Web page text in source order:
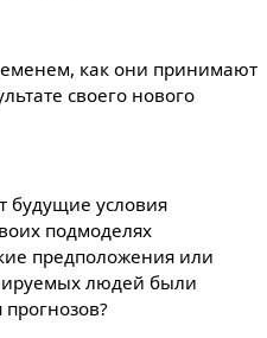
как они принимают
своего нового
будущие условия
подмоделях
предположения или
людей были